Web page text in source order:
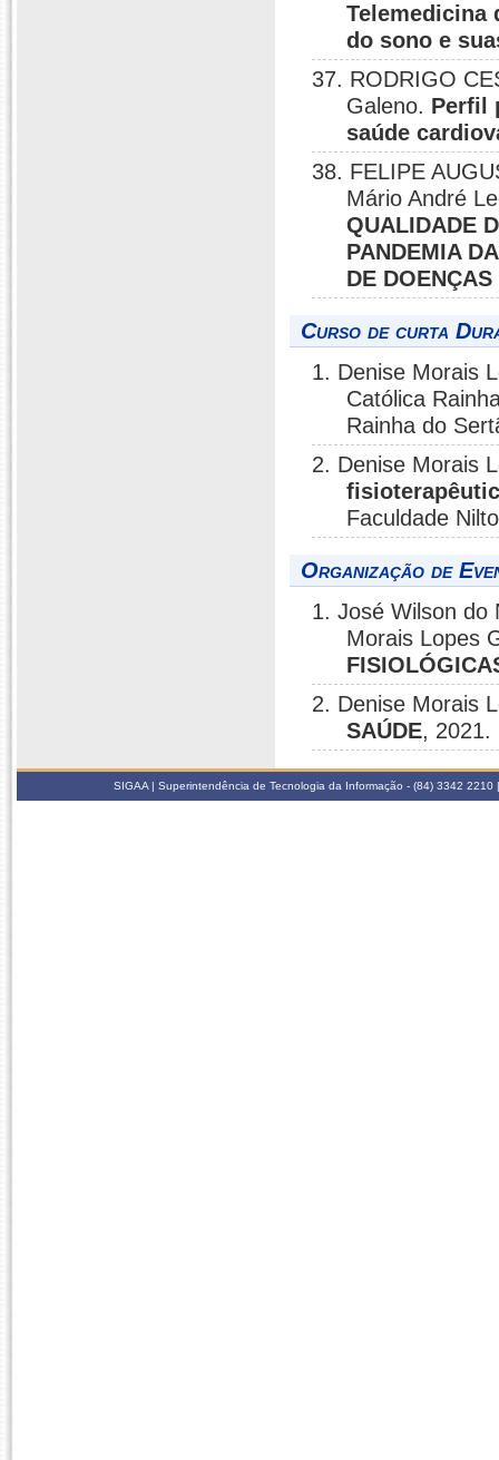
Telemedicina
do sono e
37. RODRIGO
Galeno. Perfil
saúde
38. FELIPE
Mário André
QUALIDADE
PANDEMIA
DE
Curso de curta
1. Denise Morais
Católica
Rainha do
2. Denise Morais
Faculdade
Organização de
1. José Wilson do
Morais Lopes
2. Denise Morais
SAÚDE, 2021.
SIGAA | Superintendência de Tecnologia da Informação - (84) 3342